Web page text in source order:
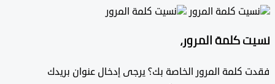
كلمة المرور،
كلمة المرور الخاصة بك؟ يرجى إدخال عنوان بريدك